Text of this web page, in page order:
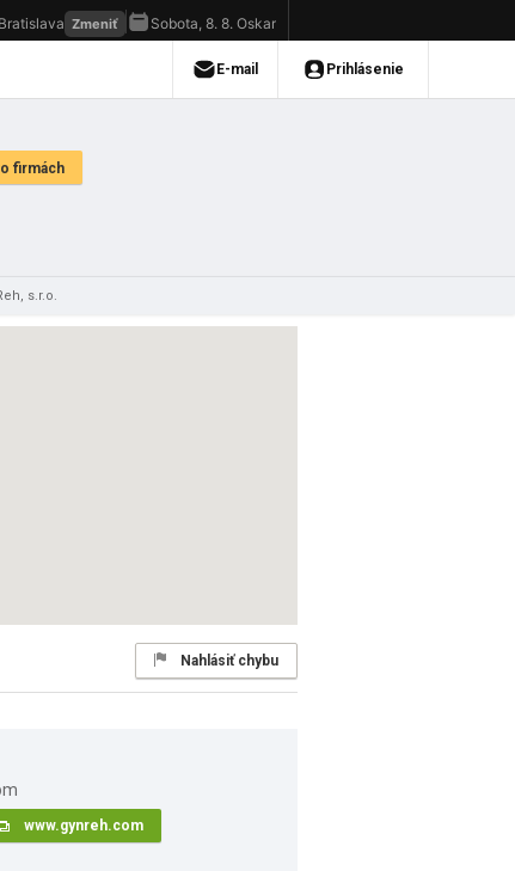
s.r.o.
Nahlásiť chybu
www.gynreh.com